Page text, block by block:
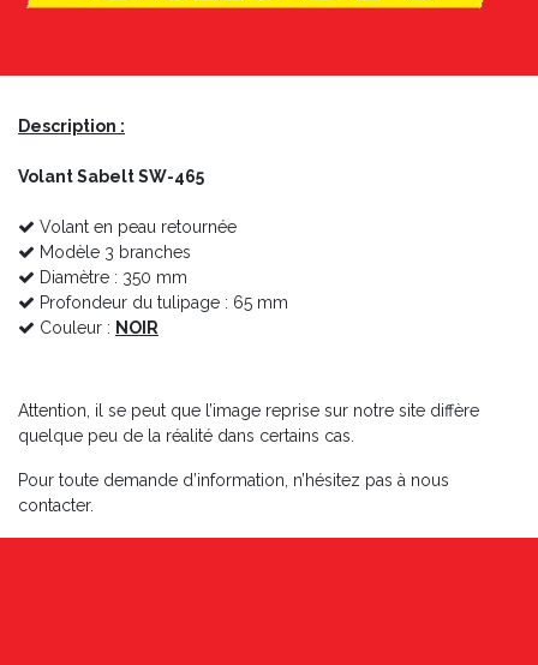
Description :
Volant Sabelt SW-465
Volant en peau retournée
Modèle 3 branches
Diamètre : 350 mm
Profondeur du tulipage : 65 mm
Couleur : NOIR
Attention, il se peut que l’image reprise sur notre site diffère
quelque peu de la réalité dans certains cas.
Pour toute demande d’information, n’hésitez pas à nous
contacter.